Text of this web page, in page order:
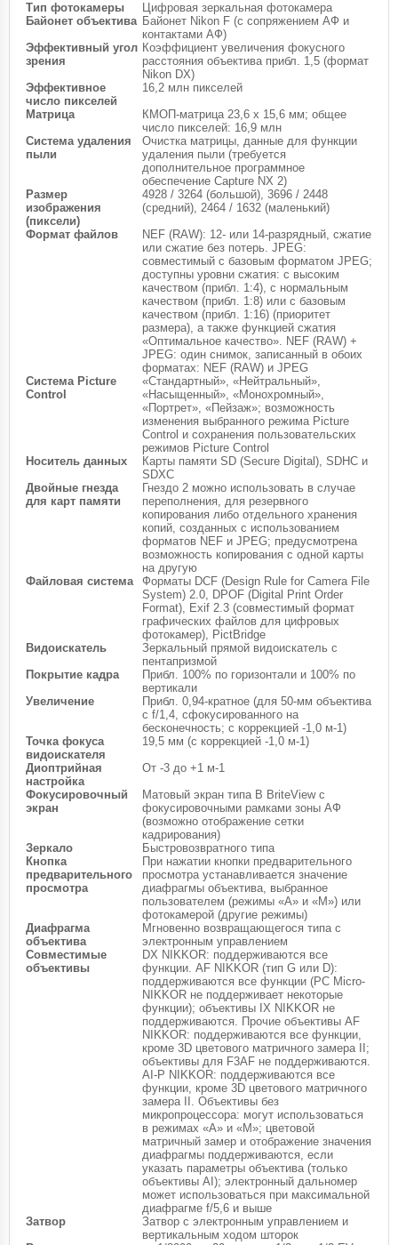
Тип фотокамеры
Цифровая зеркальная фотокамера
Байонет объектива Байонет Nikon F (с сопряжением АФ и
контактами АФ)
Эффективный угол
зрения
Коэффициент увеличения фокусного
расстояния объектива прибл. 1,5 (формат
Nikon DX)
Эффективное
число пикселей
16,2 млн пикселей
Матрица
КМОП-матрица 23,6 х 15,6 мм; общее
число пикселей: 16,9 млн
Система удаления
пыли
Очистка матрицы, данные для функции
удаления пыли (требуется
дополнительное программное
обеспечение Capture NX 2)
Размер
изображения
(пиксели)
4928 / 3264 (большой), 3696 / 2448
(средний), 2464 / 1632 (маленький)
Формат файлов
NEF (RAW): 12- или 14-разрядный, сжатие
или сжатие без потерь. JPEG:
совместимый с базовым форматом JPEG;
доступны уровни сжатия: с высоким
качеством (прибл. 1:4), с нормальным
качеством (прибл. 1:8) или с базовым
качеством (прибл. 1:16) (приоритет
размера), а также функцией сжатия
«Оптимальное качество». NEF (RAW) +
JPEG: один снимок, записанный в обоих
форматах: NEF (RAW) и JPEG
Система Picture
Control
«Стандартный», «Нейтральный»,
«Насыщенный», «Монохромный»,
«Портрет», «Пейзаж»; возможность
изменения выбранного режима Picture
Control и сохранения пользовательских
режимов Picture Control
Носитель данных
Карты памяти SD (Secure Digital), SDHC и
SDXC
Двойные гнезда
для карт памяти
Гнездо 2 можно использовать в случае
переполнения, для резервного
копирования либо отдельного хранения
копий, созданных с использованием
форматов NEF и JPEG; предусмотрена
возможность копирования с одной карты
на другую
Файловая система
Форматы DCF (Design Rule for Camera File
System) 2.0, DPOF (Digital Print Order
Format), Exif 2.3 (совместимый формат
графических файлов для цифровых
фотокамер), PictBridge
Видоискатель
Зеркальный прямой видоискатель с
пентапризмой
Покрытие кадра
Прибл. 100% по горизонтали и 100% по
вертикали
Увеличение
Прибл. 0,94-кратное (для 50-мм объектива
с f/1,4, сфокусированного на
бесконечность; с коррекцией -1,0 м-1)
Точка фокуса
видоискателя
19,5 мм (с коррекцией -1,0 м-1)
Диоптрийная
настройка
От -3 до +1 м-1
Фокусировочный
экран
Матовый экран типа В BriteView с
фокусировочными рамками зоны АФ
(возможно отображение сетки
кадрирования)
Зеркало
Быстровозвратного типа
Кнопка
предварительного
просмотра
При нажатии кнопки предварительного
просмотра устанавливается значение
диафрагмы объектива, выбранное
пользователем (режимы «А» и «М») или
фотокамерой (другие режимы)
Диафрагма
объектива
Мгновенно возвращающегося типа с
электронным управлением
Совместимые
объективы
DX NIKKOR: поддерживаются все
функции. AF NIKKOR (тип G или D):
поддерживаются все функции (PC Micro-
NIKKOR не поддерживает некоторые
функции); объективы IX NIKKOR не
поддерживаются. Прочие объективы AF
NIKKOR: поддерживаются все функции,
кроме 3D цветового матричного замера II;
объективы для F3AF не поддерживаются.
AI-P NIKKOR: поддерживаются все
функции, кроме 3D цветового матричного
замера II. Объективы без
микропроцессора: могут использоваться
в режимах «А» и «M»; цветовой
матричный замер и отображение значения
диафрагмы поддерживаются, если
указать параметры объектива (только
объективы AI); электронный дальномер
может использоваться при максимальной
диафрагме f/5,6 и выше
Затвор
Затвор с электронным управлением и
вертикальным ходом шторок